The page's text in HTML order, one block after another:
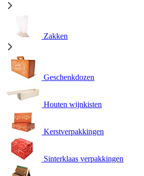
Zakken
Geschenkdozen
Houten wijnkisten
Kerstverpakkingen
Sinterklaas verpakkingen